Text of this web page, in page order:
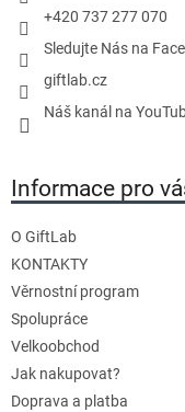
+420 737 277 070
Sledujte Nás na
giftlab.cz
Náš kanál na
Informace pro
O GiftLab
KONTAKTY
Věrnostní program
Spolupráce
Velkoobchod
Jak nakupovat?
Doprava a platba